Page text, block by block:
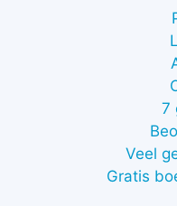
7
Veel
Gratis